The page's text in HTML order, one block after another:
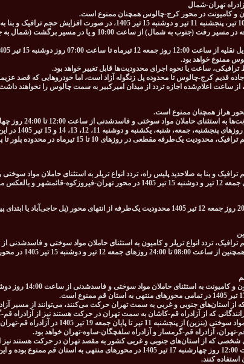
تهران-شمال
و کامیونت در محور کرج-چالوس همچنان ممنوع است.
در روزهای چهارشنبه 10 تیر، پنجشنبه 11 تیر و دوشنبه 15 تیر 1405، در صورت
ممنوع خواهد بود.
ساعت یا نحوه اجرای محدودیت‌ها قابل تغییر خواهد بود.
قدیم کرج-چالوس تا محدوده پل زنگوله آزاد است، اما خودروهایی که قصد
از ساعت اعلام‌شده اجازه تردد از میدان امیرکبیر به سمت چالوس را نخواهند
محور هراز همچنان ممنوع است.
در صورت افزایش حجم ترافیک، محدودیت یک‌طرفه مقطعی در روزهای 10
و بنا به صلاحدید پلیس راه، تردد انواع تریلر به استثنای حاملان مواد
از ساعت 17:00 تا 20:00 روز جمعه 12 تیر 1405 محدودیت یک‌طرفه از انتهای محور (پل
روز پنجشنبه 11 تیر و همچنین
که از استان‌های جنوبی و غربی به سمت تهران حرکت می‌کنند، می‌توانند از مسیر
که از آزادراه قم-کاشان به سمت تهران در حرکت هستند نیز از آزادراه
تردد خودروهای حامل مواد سوختی (بنزین) از پنجشنبه
تهران، آزادراه قم-گرمسار و آزادراه سلفچگان-ساوه-تهران خواهد بود.
دوشنبه 15 تیر تا ساعت 12:00 روز چهارشنبه 17 تیر 1405 در محورهای منتهی به استان
کنند.